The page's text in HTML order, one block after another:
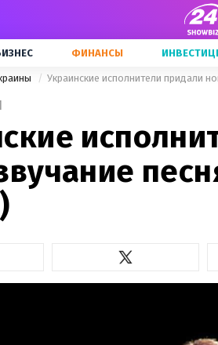
ФИНАНСЫ
Украинские исполнители придали